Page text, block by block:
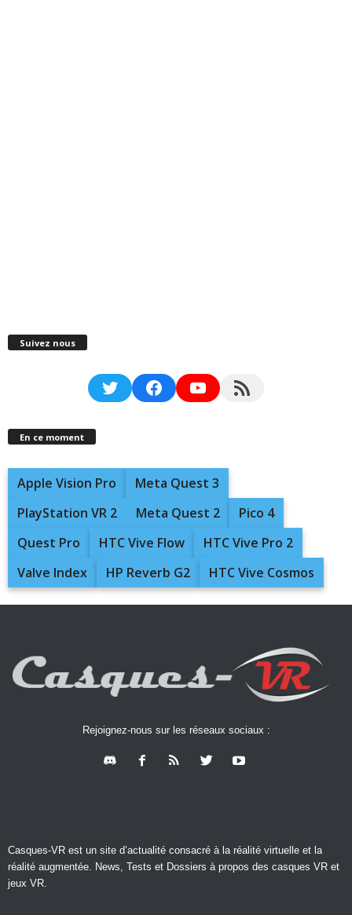
Suivez nous
TwitterFacebookYouTubeRSS Feed
En ce moment
Apple Vision Pro
Meta Quest 3
PlayStation VR 2
Meta Quest 2
Pico 4
Quest Pro
HTC Vive Flow
HTC Vive Pro 2
Valve Index
HP Reverb G2 HTC Vive Cosmos
Rejoignez-nous sur les réseaux sociaux :
Casques-VR est un site d’actualité consacré à la réalité virtuelle et la
réalité augmentée. News, Tests et Dossiers à propos des casques VR et
jeux VR.